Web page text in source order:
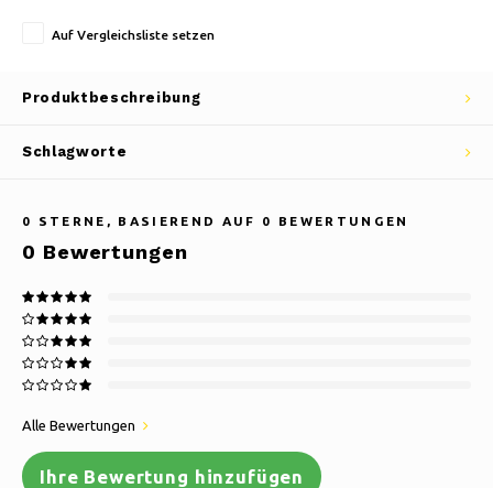
Auf Vergleichsliste setzen
Produktbeschreibung
Schlagworte
0 STERNE, BASIEREND AUF 0 BEWERTUNGEN
0 Bewertungen
Alle Bewertungen
Ihre Bewertung hinzufügen